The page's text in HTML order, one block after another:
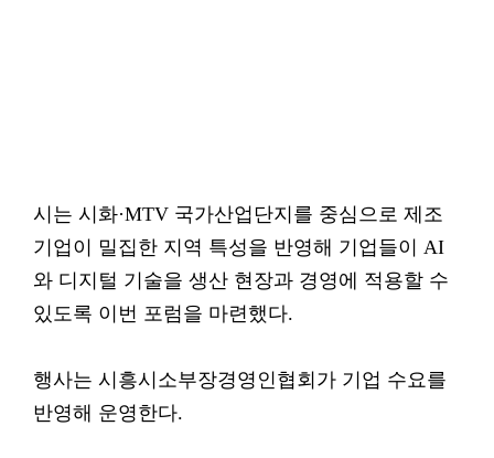
시는 시화·MTV 국가산업단지를 중심으로 제조
기업이 밀집한 지역 특성을 반영해 기업들이 AI
와 디지털 기술을 생산 현장과 경영에 적용할 수
있도록 이번 포럼을 마련했다.
행사는 시흥시소부장경영인협회가 기업 수요를
반영해 운영한다.